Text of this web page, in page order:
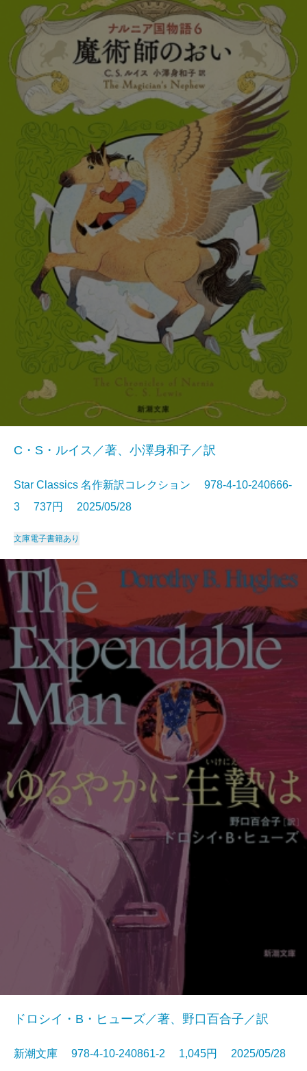
C・S・ルイス／著、小澤身和子／訳
Star Classics 名作新訳コレクション 978-4-10-240666-
3 737円 2025/05/28
文庫電子書籍あり
ドロシイ・B・ヒューズ／著、野口百合子／訳
新潮文庫 978-4-10-240861-2 1,045円 2025/05/28